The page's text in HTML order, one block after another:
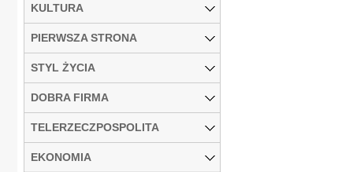
KULTURA
PIERWSZA STRONA
STYL ŻYCIA
DOBRA FIRMA
TELERZECZPOSPOLITA
EKONOMIA